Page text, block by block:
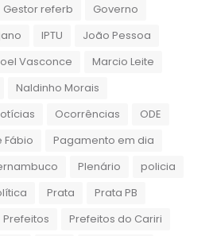
Gestor referb
Governo
IPTU
João Pessoa
Vasconce
Marcio Leite
Naldinho Morais
Ocorrências
ODE
Fábio
Pagamento em dia
Plenário
policia
Prata
Prata PB
Prefeitos
Prefeitos do Cariri